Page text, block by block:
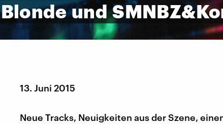
Blonde und
13. Juni 2015
Neue Tracks, Neuigkeiten aus der Szene,